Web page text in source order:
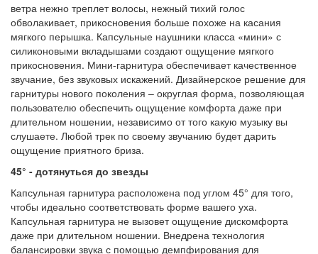
ветра нежно треплет волосы, нежный тихий голос
обволакивает, прикосновения больше похоже на касания
мягкого перышка. Капсульные наушники класса «мини» с
силиконовыми вкладышами создают ощущение мягкого
прикосновения. Мини-гарнитура обеспечивает качественное
звучание, без звуковых искажений. Дизайнерское решение для
гарнитуры нового поколения – округлая форма, позволяющая
пользователю обеспечить ощущение комфорта даже при
длительном ношении, независимо от того какую музыку вы
слушаете. Любой трек по своему звучанию будет дарить
ощущение приятного бриза.
45° - дотянуться до звезды
Капсульная гарнитура расположена под углом 45° для того,
чтобы идеально соответствовать форме вашего уха.
Капсульная гарнитура не вызовет ощущение дискомфорта
даже при длительном ношении. Внедрена технология
балансировки звука с помощью демпфирования для